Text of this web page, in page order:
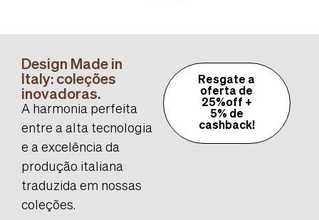
Design Made in
Italy: coleções
inovadoras.
A harmonia perfeita
entre a alta tecnologia
e a excelência da
produção italiana
traduzida em nossas
coleções.
Resgate a
oferta de
25%off +
5% de
cashback!